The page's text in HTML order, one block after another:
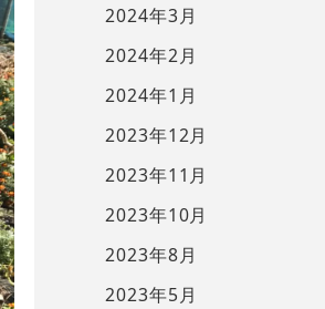
2024年3月
2024年2月
2024年1月
2023年12月
2023年11月
2023年10月
2023年8月
2023年5月